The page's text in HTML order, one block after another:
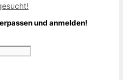
und anmelden!